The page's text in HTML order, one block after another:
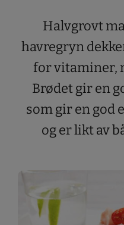
Halvgrovt
havregryn
for vitaminer,
Brødet gir en
som gir en god
og er likt av